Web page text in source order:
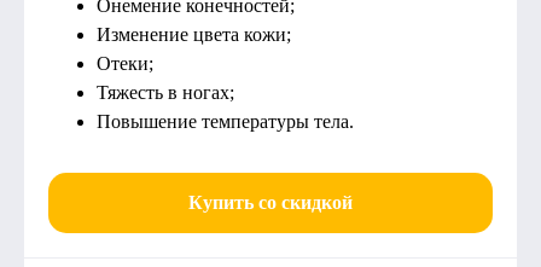
Онемение конечностей;
Изменение цвета кожи;
Отеки;
Тяжесть в ногах;
Повышение температуры тела.
Купить со скидкой